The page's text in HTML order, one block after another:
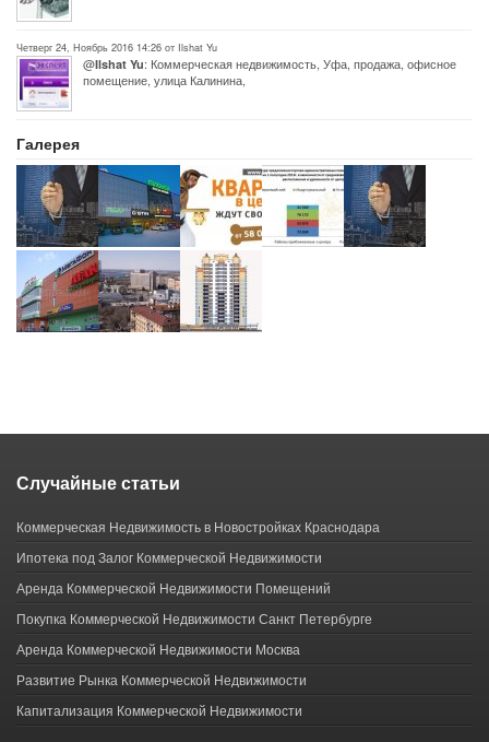
Четверг 24, Ноябрь 2016 14:26 от Ilshat Yu
@Ilshat Yu: Коммерческая недвижимость, Уфа, продажа, офисное
помещение, улица Калинина,
Галерея
Случайные статьи
Коммерческая Недвижимость в Новостройках Краснодара
Ипотека под Залог Коммерческой Недвижимости
Аренда Коммерческой Недвижимости Помещений
Покупка Коммерческой Недвижимости Санкт Петербурге
Аренда Коммерческой Недвижимости Москва
Развитие Рынка Коммерческой Недвижимости
Капитализация Коммерческой Недвижимости